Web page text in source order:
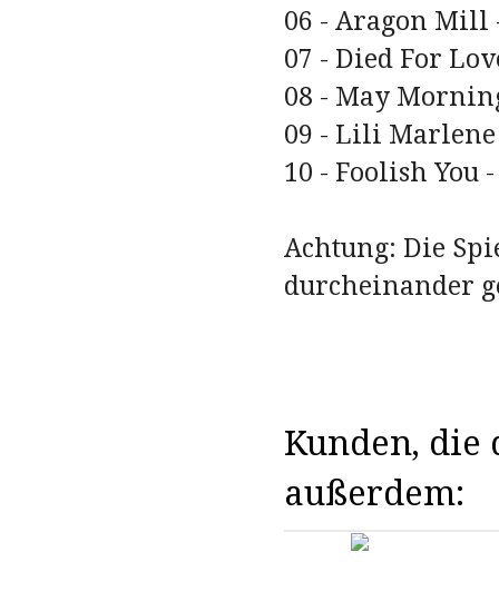
06 - Aragon Mill
07 - Died For
08 - May
09 - Lili Marlene
10 - Foolish You
Achtung: Die
durcheinander
Kunden, die
außerdem: